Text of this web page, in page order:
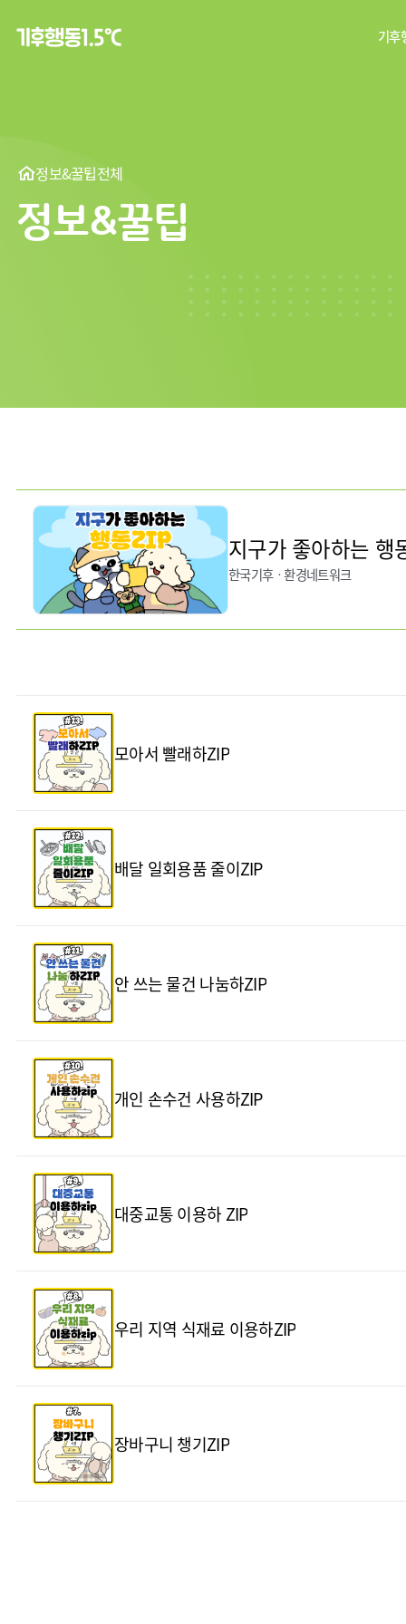
기
정보&꿀팁전체
정보&꿀팁
지구가 좋아하는 행
한국기후ㆍ환경네트워크
모아서 빨래하ZIP
배달 일회용품 줄이ZIP
안 쓰는 물건 나눔하ZIP
개인 손수건 사용하ZIP
대중교통 이용하 ZIP
우리 지역 식재료 이용하ZIP
장바구니 챙기ZIP